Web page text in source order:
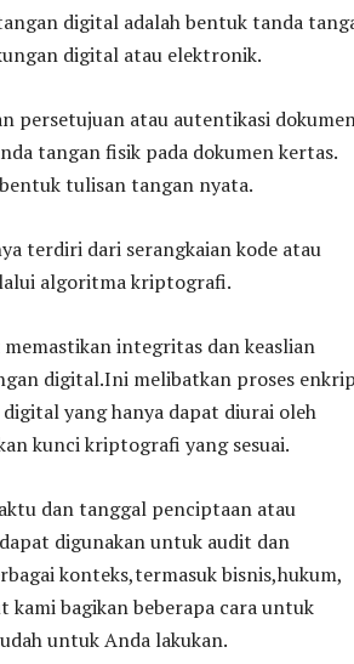
digital adalah bentuk tanda
digital atau elektronik.
persetujuan atau autentikasi
tangan fisik pada dokumen kertas.
tulisan tangan nyata.
terdiri dari serangkaian kode atau
algoritma kriptografi.
integritas dan keaslian
digital.Ini melibatkan proses
yang hanya dapat diurai oleh
kunci kriptografi yang sesuai.
dan tanggal penciptaan atau
digunakan untuk audit dan
konteks,termasuk bisnis,hukum,
kami bagikan beberapa cara untuk
untuk Anda lakukan.